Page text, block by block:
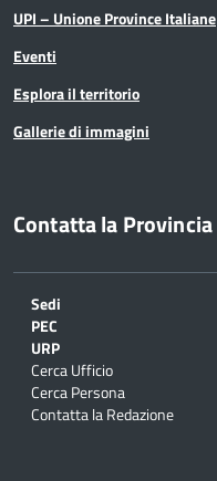
UPI – Unione Province Italiane
Eventi
Esplora il territorio
Gallerie di immagini
Contatta la Provincia
Sedi
PEC
URP
Cerca Ufficio
Cerca Persona
Contatta la Redazione